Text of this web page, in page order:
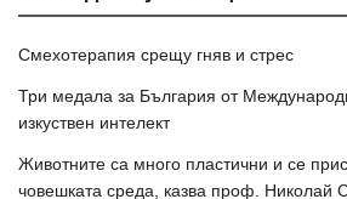
Смехотерапия срещу гняв и стрес
Три медала за България от
изкуствен интелект
Животните са много пластични и се
човешката среда, казва проф. Николай